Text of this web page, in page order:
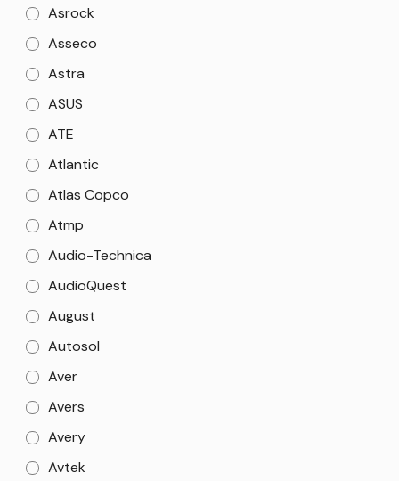
Asrock
Asseco
Astra
ASUS
ATE
Atlantic
Atlas Copco
Atmp
Audio-Technica
AudioQuest
August
Autosol
Aver
Avers
Avery
Avtek